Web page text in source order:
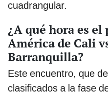
cuadrangular.
¿A qué hora es
América de Cali
Barranquilla?
Este encuentro, que
clasificados a la fase